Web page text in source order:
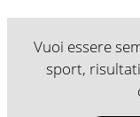
Vuoi essere
sport,